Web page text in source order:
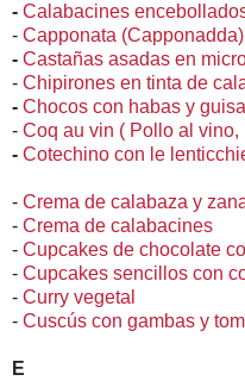
- Calabacines
- Capponata (Capponadda)
- Castañas asadas en
- Chipirones en tinta de
- Chocos con habas y
- Coq au vin ( Pollo al vino,
- Cotechino con le
- Crema de calabaza y
- Crema de calabacines
- Cupcakes de chocolate
- Cupcakes sencillos con
- Curry vegetal
- Cuscús con gambas y
E